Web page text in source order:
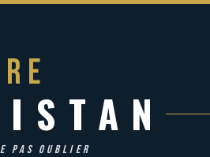
PAS OUBLIER